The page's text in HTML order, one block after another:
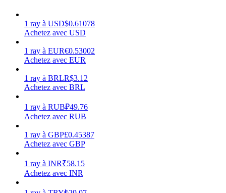
Gagner
Gagnez quotidiennement des récompenses compétitives
1 ray à USD$0.61078
Achetez avec USD
1 ray à EUR€0.53002
Achetez avec EUR
1 ray à BRLR$3.12
Achetez avec BRL
1 ray à RUB₽49.76
Achetez avec RUB
1 ray à GBP£0.45387
Achetez avec GBP
1 ray à INR₹58.15
Achetez avec INR